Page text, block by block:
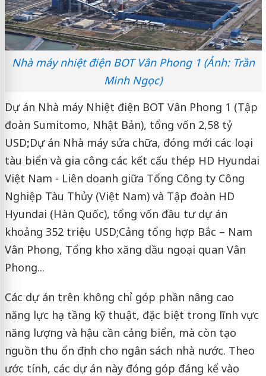
Nhà máy nhiệt điện BOT Vân Phong 1 (Ảnh: Trần
Minh Ngọc)
Dự án Nhà máy Nhiệt điện BOT Vân Phong 1 (Tập
đoàn Sumitomo, Nhật Bản), tổng vốn 2,58 tỷ
USD;Dự án Nhà máy sửa chữa, đóng mới các loại
tàu biển và gia công các kết cấu thép HD Hyundai
Việt Nam - Liên doanh giữa Tổng Công ty Công
Nghiệp Tàu Thủy (Việt Nam) và Tập đoàn HD
Hyundai (Hàn Quốc), tổng vốn đầu tư dự án
khoảng 352 triệu USD;Cảng tổng hợp Bắc – Nam
Vân Phong, Tổng kho xăng dầu ngoại quan Vân
Phong...
Các dự án trên không chỉ góp phần nâng cao
năng lực hạ tầng kỹ thuật, đặc biệt trong lĩnh vực
năng lượng và hậu cần cảng biển, mà còn tạo
nguồn thu ổn định cho ngân sách nhà nước. Theo
ước tính, các dự án này đóng góp đáng kể vào